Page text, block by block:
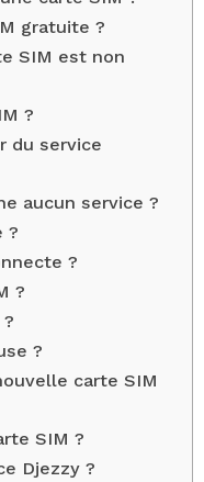
gratuite ?
SIM est non
?
du service
aucun service ?
?
?
?
?
carte SIM
SIM ?
Djezzy ?